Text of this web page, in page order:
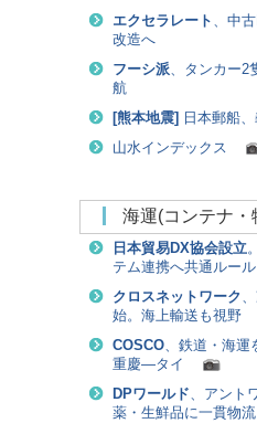
エクセラレート 、中
改造へ
フーシ派、タンカー2
航
[熊本地震]
日本郵船
山水インデックス
海運(コンテナ
日本貿易DX協会設立
テム連携へ共通ルー
クロスネットワーク
始。海上輸送も視野
COSCO、鉄道・海運
重慶―タイ
DPワールド、アント
薬・生鮮品に一貫物